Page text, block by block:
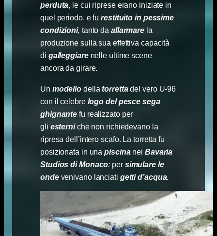
perduta, le cui riprese erano iniziate in
quel periodo, e furestituito in pessime
condizioni, tanto da allarmare la
produzione sulla sua effettiva capacità
di galleggiarenelle ultime scene
ancora da girare.
Un modello dellatorrettadel vero U-96
con il celebre logo del pesce sega
ghignante fu realizzato per
gli esterniche non richiedevano la
ripresa dell’intero scafo. La torretta fu
posizionata in unapiscina nei Bavaria
Studios di Monaco: per simulare le
onde venivano lanciati getti d’acqua.